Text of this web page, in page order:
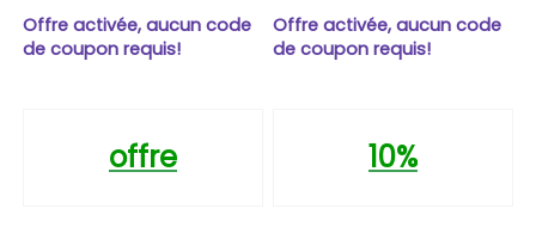
Offre activée, aucun code
de coupon requis!
Offre activée, aucun code
de coupon requis!
offre 10%